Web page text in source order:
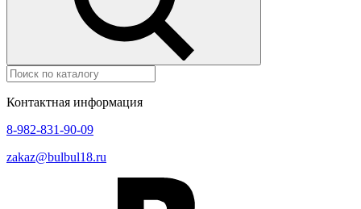
Контактная информация
8-982-831-90-09
zakaz@bulbul18.ru